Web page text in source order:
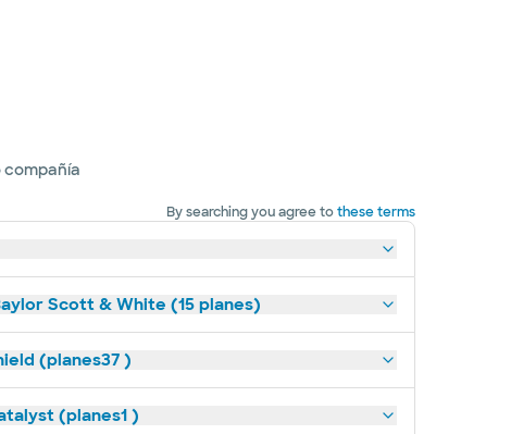
compañía
By searching you agree tothese terms
Scott & White (15 planes)
(planes37 )
(planes1 )